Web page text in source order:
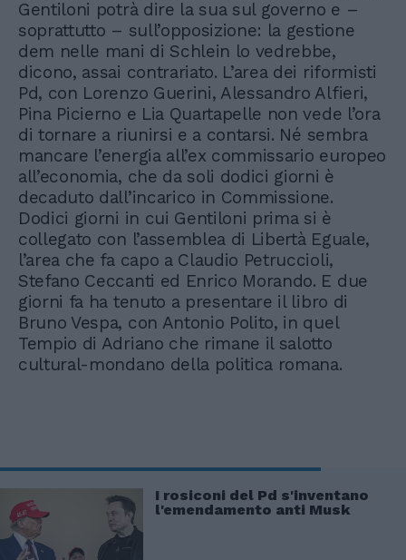
Gentiloni potrà dire la sua sul governo e –
soprattutto – sull’opposizione: la gestione
dem nelle mani di Schlein lo vedrebbe,
dicono, assai contrariato. L’area dei riformisti
Pd, con Lorenzo Guerini, Alessandro Alfieri,
Pina Picierno e Lia Quartapelle non vede l’ora
di tornare a riunirsi e a contarsi. Né sembra
mancare l’energia all’ex commissario europeo
all’economia, che da soli dodici giorni è
decaduto dall’incarico in Commissione.
Dodici giorni in cui Gentiloni prima si è
collegato con l’assemblea di Libertà Eguale,
l’area che fa capo a Claudio Petruccioli,
Stefano Ceccanti ed Enrico Morando. E due
giorni fa ha tenuto a presentare il libro di
Bruno Vespa, con Antonio Polito, in quel
Tempio di Adriano che rimane il salotto
cultural-mondano della politica romana.
I rosiconi del Pd s'inventano
l'emendamento anti Musk